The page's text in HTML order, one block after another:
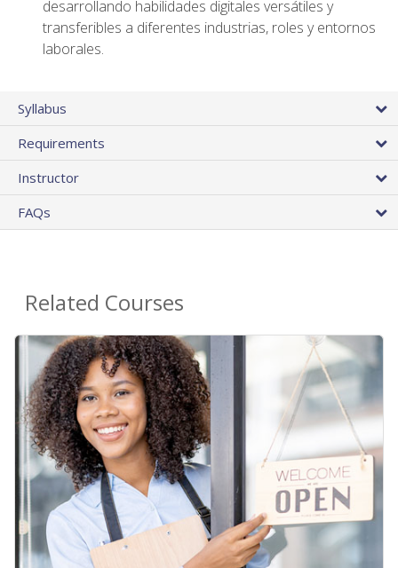
desarrollando habilidades digitales versátiles y
transferibles a diferentes industrias, roles y entornos
laborales.
Syllabus
Requirements
Instructor
FAQs
Related Courses